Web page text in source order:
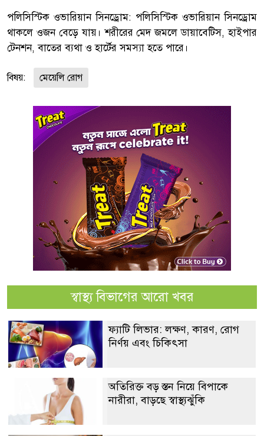
পলিসিস্টিক ওভারিয়ান সিনড্রোম: পলিসিস্টিক ওভারিয়ান সিনড্রোম
থাকলে ওজন বেড়ে যায়। শরীরের মেদ জমলে ডায়াবেটিস, হাইপার
টেনশন, বাতের ব্যথা ও হার্টের সমস্যা হতে পারে।
বিষয়: মেয়েলি রোগ
স্বাস্থ্য বিভাগের আরো খবর
ফ্যাটি লিভার: লক্ষণ, কারণ, রোগ
নির্ণয় এবং চিকিৎসা
অতিরিক্ত বড় স্তন নিয়ে বিপাকে
নারীরা, বাড়ছে স্বাস্থ্যঝুঁকি